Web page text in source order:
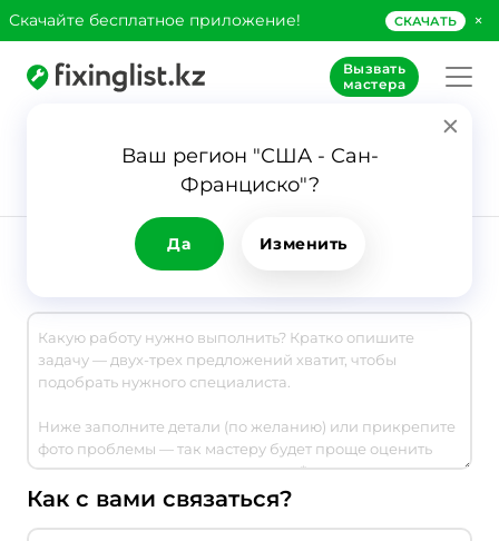
Скачайте бесплатное приложение! СКАЧАТЬ ×
Вызвать
мастера
Ваш регион "США - Сан-
Франциско"?
Да Изменить
Заявка Мастера
25
Как с вами связаться?